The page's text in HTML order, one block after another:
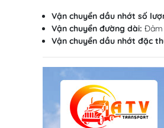
Vận chuyển dầu nhớt số
Vận chuyển đường dài: Đảm
Vận chuyển dầu nhớt đặc